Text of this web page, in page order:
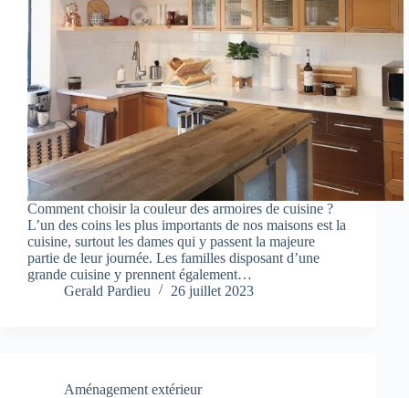
Comment choisir la couleur des armoires de cuisine ?
L’un des coins les plus importants de nos maisons est la
cuisine, surtout les dames qui y passent la majeure
partie de leur journée. Les familles disposant d’une
grande cuisine y prennent également…
Gerald Pardieu
26 juillet 2023
Aménagement extérieur